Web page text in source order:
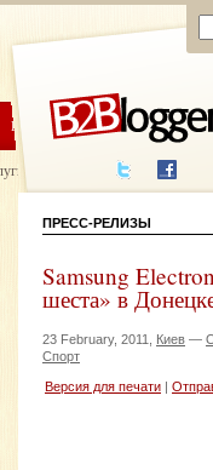
ЦЕНЫ ПОМОЩЬ
написания
ПРЕСС-РЕЛИЗЫ
Samsung
шеста» в
23 February, 2011, Киев —
Спорт
Версия для печати